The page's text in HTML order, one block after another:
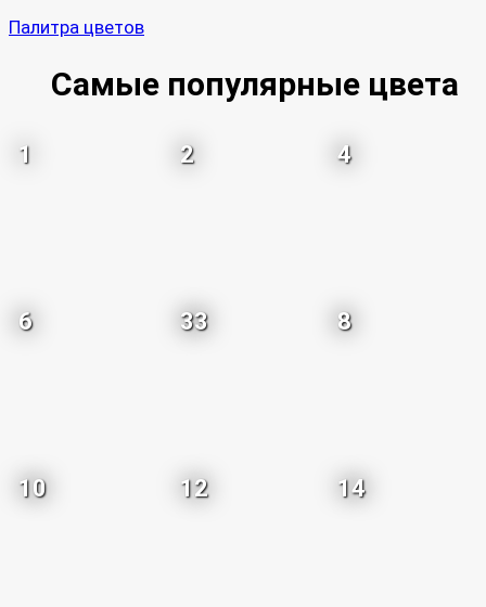
Палитра цветов
Самые популярные цвета
1 2 4
6 33 8
10 12 14